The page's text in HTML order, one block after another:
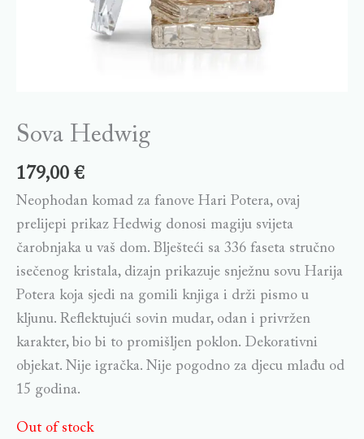
Sova Hedwig
179,00 €
Neophodan komad za fanove Hari Potera, ovaj
prelijepi prikaz Hedwig donosi magiju svijeta
čarobnjaka u vaš dom. Blješteći sa 336 faseta stručno
isečenog kristala, dizajn prikazuje snježnu sovu Harija
Potera koja sjedi na gomili knjiga i drži pismo u
kljunu. Reflektujući sovin mudar, odan i privržen
karakter, bio bi to promišljen poklon. Dekorativni
objekat. Nije igračka. Nije pogodno za djecu mlađu od
15 godina.
Out of stock